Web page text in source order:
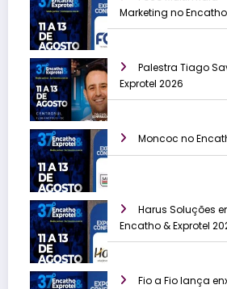
Marketing no
Palestra Tiago
Exprotel 2026
Moncoc no
Harus Soluções
Encatho & Exprotel
Fio a Fio lança